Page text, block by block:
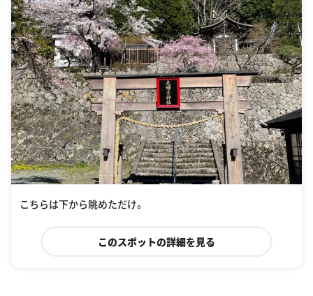
こちらは下から眺めただけ。
このスポットの詳細を見る